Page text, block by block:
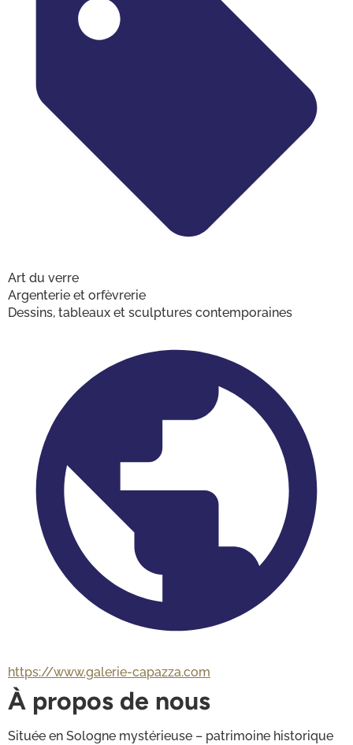
Art du verre
Argenterie et orfèvrerie
Dessins, tableaux et sculptures contemporaines
https://www.galerie-capazza.com
À propos de nous
Située en Sologne mystérieuse – patrimoine historique